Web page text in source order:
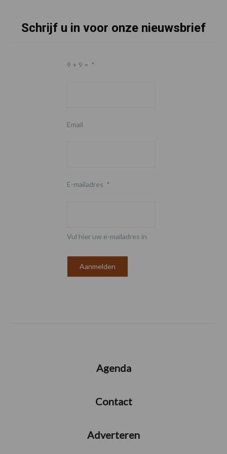
Schrijf u in voor onze nieuwsbrief
9 + 9 = *
Email
E-mailadres *
Vul hier uw e-mailadres in
Agenda
Contact
Adverteren